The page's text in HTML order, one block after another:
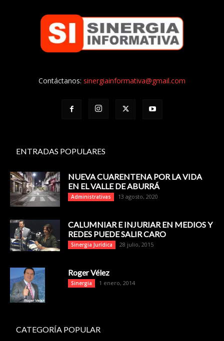
Contáctanos: sinergiainformativa@gmail.com
ENTRADAS POPULARES
NUEVA CUARENTENA POR LA VIDA
EN EL VALLE DE ABURRÁ
Administrativas 13 agosto, 2020
CALUMNIAR E INJURIAR EN MEDIOS Y
REDES PUEDE SALIR CARO
Sinergia Jurídica 28 julio, 2015
Roger Vélez
Sinergia 1 enero, 2014
CATEGORÍA POPULAR